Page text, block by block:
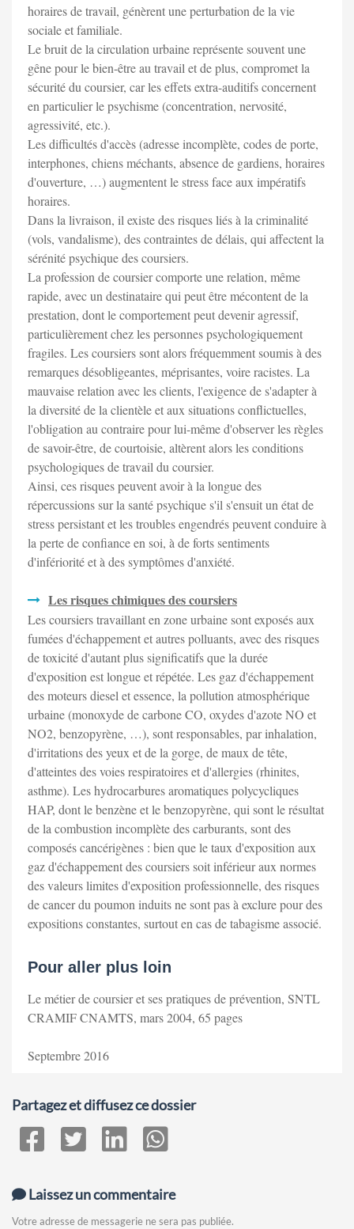
horaires de travail, génèrent une perturbation de la vie
sociale et familiale.
Le bruit de la circulation urbaine représente souvent une
gêne pour le bien-être au travail et de plus, compromet la
sécurité du coursier, car les effets extra-auditifs concernent
en particulier le psychisme (concentration, nervosité,
agressivité, etc.).
Les difficultés d'accès (adresse incomplète, codes de porte,
interphones, chiens méchants, absence de gardiens, horaires
d'ouverture, …) augmentent le stress face aux impératifs
horaires.
Dans la livraison, il existe des risques liés à la criminalité
(vols, vandalisme), des contraintes de délais, qui affectent la
sérénité psychique des coursiers.
La profession de coursier comporte une relation, même
rapide, avec un destinataire qui peut être mécontent de la
prestation, dont le comportement peut devenir agressif,
particulièrement chez les personnes psychologiquement
fragiles. Les coursiers sont alors fréquemment soumis à des
remarques désobligeantes, méprisantes, voire racistes. La
mauvaise relation avec les clients, l'exigence de s'adapter à
la diversité de la clientèle et aux situations conflictuelles,
l'obligation au contraire pour lui-même d'observer les règles
de savoir-être, de courtoisie, altèrent alors les conditions
psychologiques de travail du coursier.
Ainsi, ces risques peuvent avoir à la longue des
répercussions sur la santé psychique s'il s'ensuit un état de
stress persistant et les troubles engendrés peuvent conduire à
la perte de confiance en soi, à de forts sentiments
d'infériorité et à des symptômes d'anxiété.
Les risques chimiques des coursiers
Les coursiers travaillant en zone urbaine sont exposés aux
fumées d'échappement et autres polluants, avec des risques
de toxicité d'autant plus significatifs que la durée
d'exposition est longue et répétée. Les gaz d'échappement
des moteurs diesel et essence, la pollution atmosphérique
urbaine (monoxyde de carbone CO, oxydes d'azote NO et
NO2, benzopyrène, …), sont responsables, par inhalation,
d'irritations des yeux et de la gorge, de maux de tête,
d'atteintes des voies respiratoires et d'allergies (rhinites,
asthme). Les hydrocarbures aromatiques polycycliques
HAP, dont le benzène et le benzopyrène, qui sont le résultat
de la combustion incomplète des carburants, sont des
composés cancérigènes : bien que le taux d'exposition aux
gaz d'échappement des coursiers soit inférieur aux normes
des valeurs limites d'exposition professionnelle, des risques
de cancer du poumon induits ne sont pas à exclure pour des
expositions constantes, surtout en cas de tabagisme associé.
Pour aller plus loin
Le métier de coursier et ses pratiques de prévention, SNTL
CRAMIF CNAMTS, mars 2004, 65 pages
Septembre 2016
Partagez et diffusez ce dossier
Laissez un commentaire
Votre adresse de messagerie ne sera pas publiée.